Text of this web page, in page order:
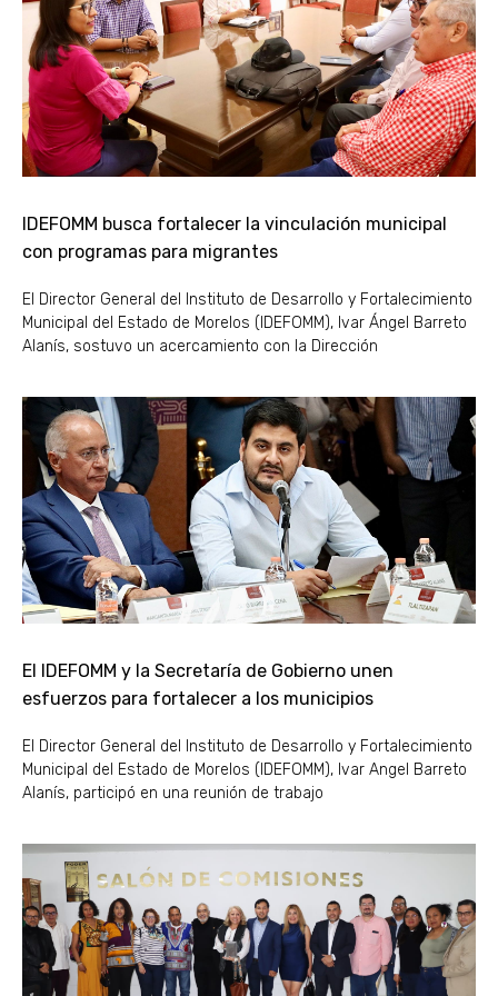
IDEFOMM busca fortalecer la vinculación municipal
con programas para migrantes
El Director General del Instituto de Desarrollo y Fortalecimiento
Municipal del Estado de Morelos (IDEFOMM), Ivar Ángel Barreto
Alanís, sostuvo un acercamiento con la Dirección
El IDEFOMM y la Secretaría de Gobierno unen
esfuerzos para fortalecer a los municipios
El Director General del Instituto de Desarrollo y Fortalecimiento
Municipal del Estado de Morelos (IDEFOMM), Ivar Angel Barreto
Alanís, participó en una reunión de trabajo